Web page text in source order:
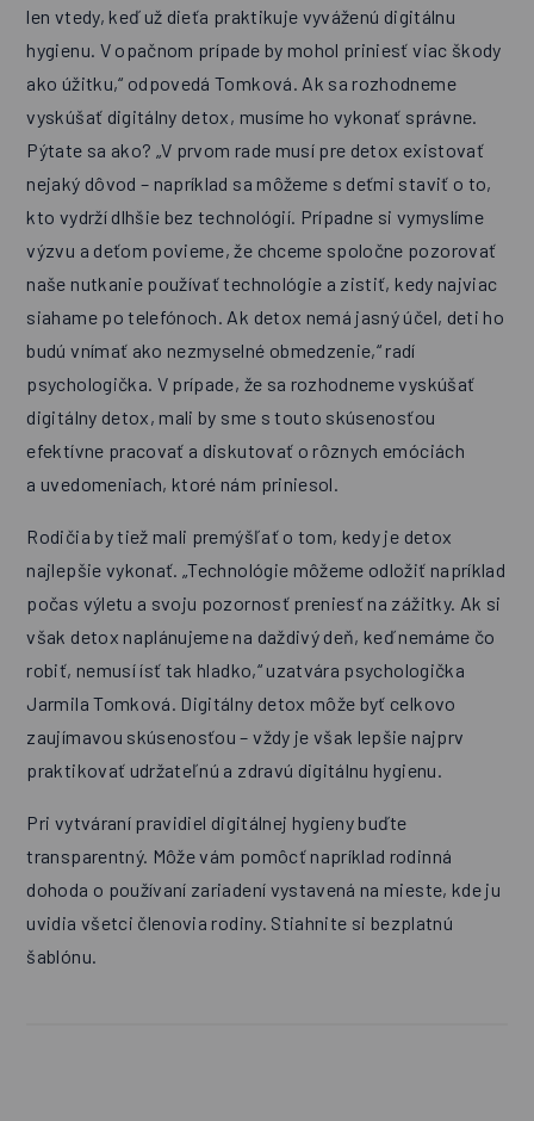
len vtedy, keď už dieťa praktikuje vyváženú digitálnu
hygienu. V opačnom prípade by mohol priniesť viac škody
ako úžitku,“ odpovedá Tomková. Ak sa rozhodneme
vyskúšať digitálny detox, musíme ho vykonať správne.
Pýtate sa ako? „V prvom rade musí pre detox existovať
nejaký dôvod – napríklad sa môžeme s deťmi staviť o to,
kto vydrží dlhšie bez technológií. Prípadne si vymyslíme
výzvu a deťom povieme, že chceme spoločne pozorovať
naše nutkanie používať technológie a zistiť, kedy najviac
siahame po telefónoch. Ak detox nemá jasný účel, deti ho
budú vnímať ako nezmyselné obmedzenie,“ radí
psychologička. V prípade, že sa rozhodneme vyskúšať
digitálny detox, mali by sme s touto skúsenosťou
efektívne pracovať a diskutovať o rôznych emóciách
a uvedomeniach, ktoré nám priniesol.
Rodičia by tiež mali premýšľať o tom, kedy je detox
najlepšie vykonať. „Technológie môžeme odložiť napríklad
počas výletu a svoju pozornosť preniesť na zážitky. Ak si
však detox naplánujeme na daždivý deň, keď nemáme čo
robiť, nemusí ísť tak hladko,“ uzatvára psychologička
Jarmila Tomková. Digitálny detox môže byť celkovo
zaujímavou skúsenosťou – vždy je však lepšie najprv
praktikovať udržateľnú a zdravú digitálnu hygienu.
Pri vytváraní pravidiel digitálnej hygieny buďte
transparentný. Môže vám pomôcť napríklad rodinná
dohoda o používaní zariadení vystavená na mieste, kde ju
uvidia všetci členovia rodiny. Stiahnite si bezplatnú
šablónu.